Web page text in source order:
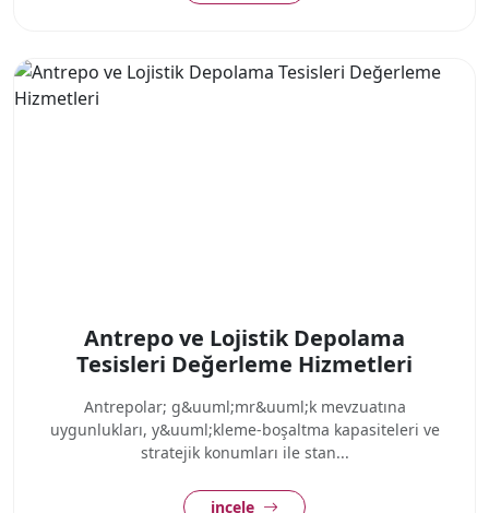
Antrepo ve Lojistik Depolama
Tesisleri Değerleme Hizmetleri
Antrepolar; g&uuml;mr&uuml;k mevzuatına
uygunlukları, y&uuml;kleme-boşaltma kapasiteleri ve
stratejik konumları ile stan...
incele